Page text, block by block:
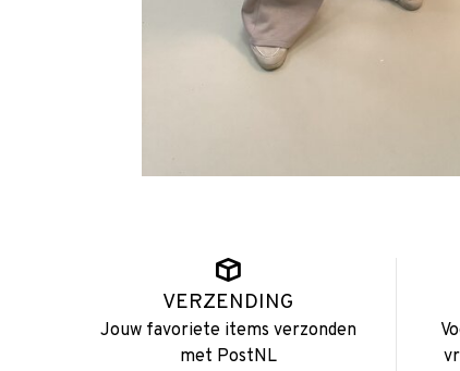
VERZENDING
Jouw favoriete items verzonden
met PostNL